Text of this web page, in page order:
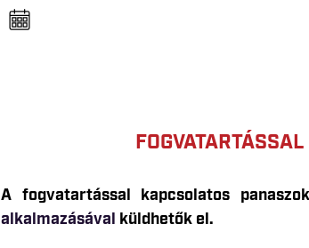
e
l
A fogvatartással kapcsolatos
alkalmazásával küldhetők el.